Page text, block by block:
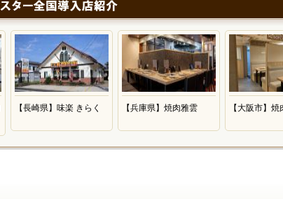
【長崎県】味楽 きらく 【兵庫県】焼肉雅雲 【大阪市】焼